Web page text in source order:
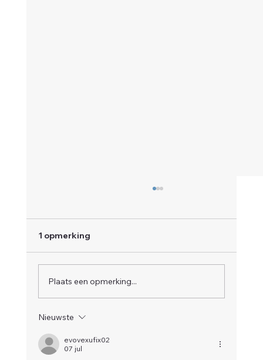
syndicus in Limburg? Praktisch
stappenplan
1 opmerking
Plaats een opmerking...
Nieuwste
evovexufix02
07 jul